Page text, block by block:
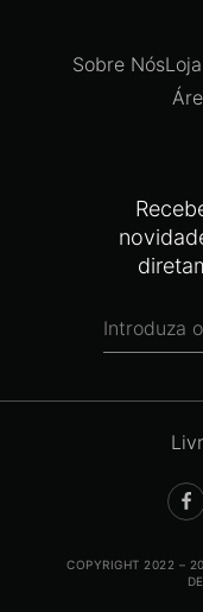
Sobre NósLoja
COPYRIGHT 2022 –